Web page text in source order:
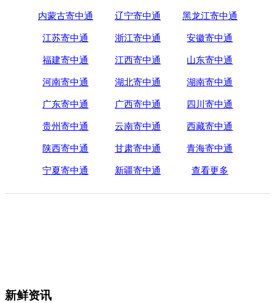
内蒙古寄中通 辽宁寄中通 黑龙江寄中通
江苏寄中通 浙江寄中通 安徽寄中通
福建寄中通 江西寄中通 山东寄中通
河南寄中通 湖北寄中通 湖南寄中通
广东寄中通 广西寄中通 四川寄中通
贵州寄中通 云南寄中通 西藏寄中通
陕西寄中通 甘肃寄中通 青海寄中通
宁夏寄中通 新疆寄中通 查看更多
新鲜资讯